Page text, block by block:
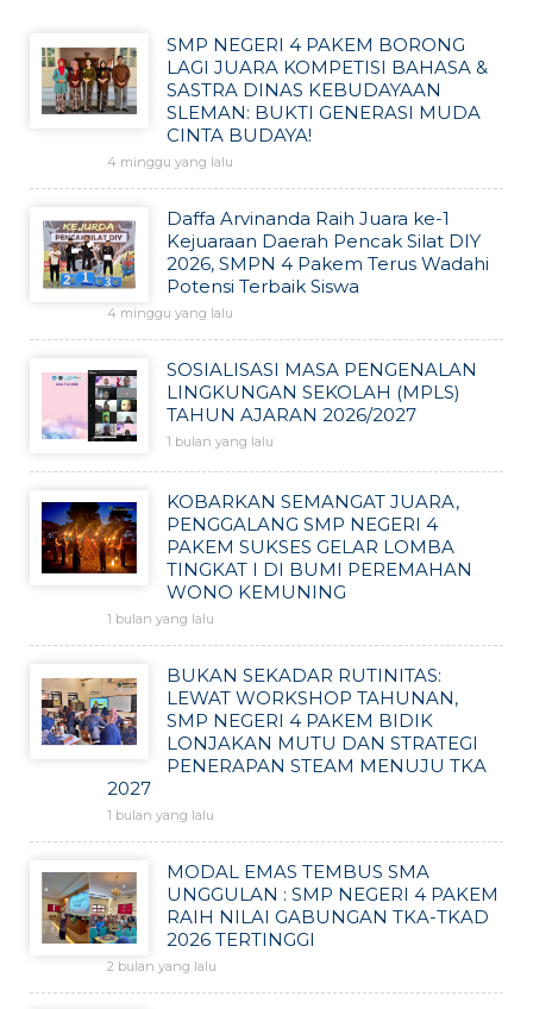
SMP NEGERI 4 PAKEM BORONG
LAGI JUARA KOMPETISI BAHASA &
SASTRA DINAS KEBUDAYAAN
SLEMAN: BUKTI GENERASI MUDA
CINTA BUDAYA!
4 minggu yang lalu
Daffa Arvinanda Raih Juara ke-1
Kejuaraan Daerah Pencak Silat DIY
2026, SMPN 4 Pakem Terus Wadahi
Potensi Terbaik Siswa
4 minggu yang lalu
SOSIALISASI MASA PENGENALAN
LINGKUNGAN SEKOLAH (MPLS)
TAHUN AJARAN 2026/2027
1 bulan yang lalu
KOBARKAN SEMANGAT JUARA,
PENGGALANG SMP NEGERI 4
PAKEM SUKSES GELAR LOMBA
TINGKAT I DI BUMI PEREMAHAN
WONO KEMUNING
1 bulan yang lalu
BUKAN SEKADAR RUTINITAS:
LEWAT WORKSHOP TAHUNAN,
SMP NEGERI 4 PAKEM BIDIK
LONJAKAN MUTU DAN STRATEGI
PENERAPAN STEAM MENUJU TKA
2027
1 bulan yang lalu
MODAL EMAS TEMBUS SMA
UNGGULAN : SMP NEGERI 4 PAKEM
RAIH NILAI GABUNGAN TKA-TKAD
2026 TERTINGGI
2 bulan yang lalu